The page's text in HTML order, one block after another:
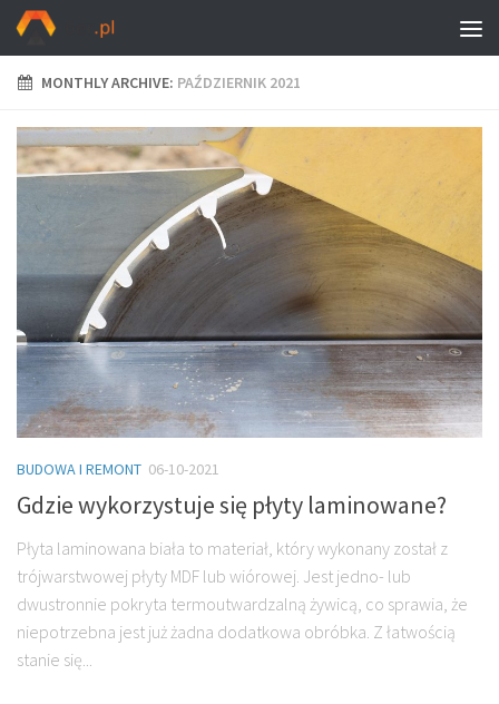
MONTHLY ARCHIVE: PAŹDZIERNIK 2021
BUDOWA I REMONT 06-10-2021
Gdzie wykorzystuje się płyty laminowane?
Płyta laminowana biała to materiał, który wykonany został z
trójwarstwowej płyty MDF lub wiórowej. Jest jedno- lub
dwustronnie pokryta termoutwardzalną żywicą, co sprawia, że
niepotrzebna jest już żadna dodatkowa obróbka. Z łatwością
stanie się...